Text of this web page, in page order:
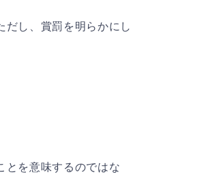
だし、賞罰を明らかにし
とを意味するのではな